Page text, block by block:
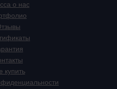
о нас
купить